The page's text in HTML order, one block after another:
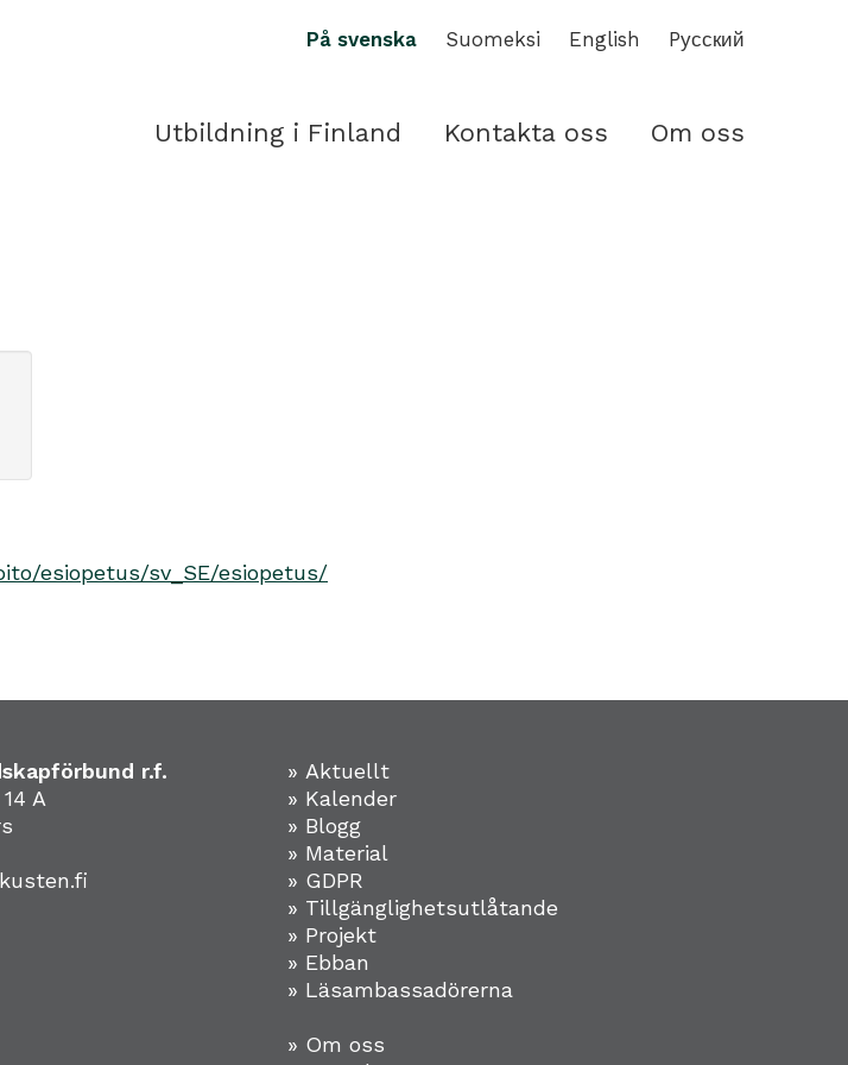
På svenska Suomeksi English Pусский
Utbildning i Finland Kontakta oss Om oss
esiopetus/sv_SE/esiopetus/
r.f.
A
» Aktuellt
» Kalender
» Blogg
» Material
» GDPR
» Tillgänglighetsutlåtande
» Projekt
» Ebban
» Läsambassadörerna
» Om oss